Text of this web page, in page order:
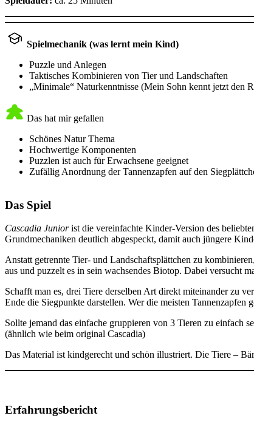
Spielmechanik (was lernt mein Kind)
Puzzle und Anlegen
Taktisches Kombinieren von Tier und Landschaften
„Minimale“ Naturkenntnisse (Mein Sohn kennt jetzt den
Das hat mir gefallen
Schönes Natur Thema
Hochwertige Komponenten
Puzzlen ist auch für Erwachsene geeignet
Zufällig Anordnung der Tannenzapfen auf den
Das Spiel
Cascadia Juniorist die vereinfachte Kinder-Version des
Grundmechaniken deutlich abgespeckt, damit auch jüngere
Anstatt getrennte Tier- und Landschaftsplättchen zu
aus und puzzelt es in sein wachsendes Biotop. Dabei versucht
Schafft man es, drei Tiere derselben Art direkt miteinander zu
Ende die Siegpunkte darstellen. Wer die meisten Tannenzapfen
Sollte jemand das einfache gruppieren von 3 Tieren zu einfach
(ähnlich wie beim original Cascadia)
Das Material ist kindgerecht und schön illustriert. Die Tiere –
Erfahrungsbericht